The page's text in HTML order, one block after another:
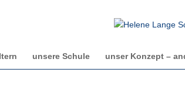
unsere Schule unser Konzept –